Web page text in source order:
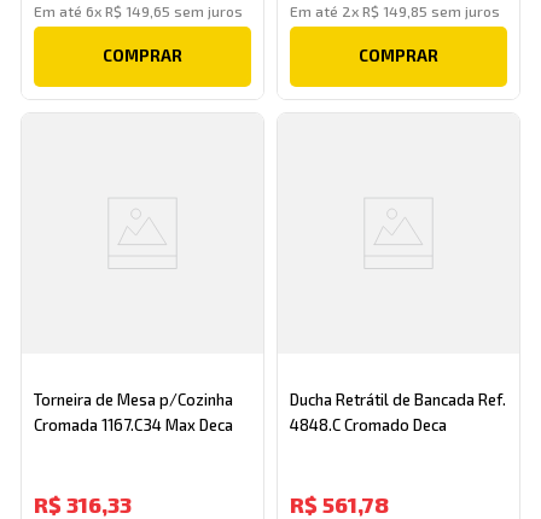
Em até6xR$ 149 ,65 sem juros
COMPRAR
Em até 2x R$ 149 85 sem juros
COMPRAR
Torneira de Mesa p/Cozinha
Cromada 1167.C34 Max Deca
R$ 316,33
Ducha Retrátil de Bancada Ref.
4848.C Cromado Deca
R$ 561,78